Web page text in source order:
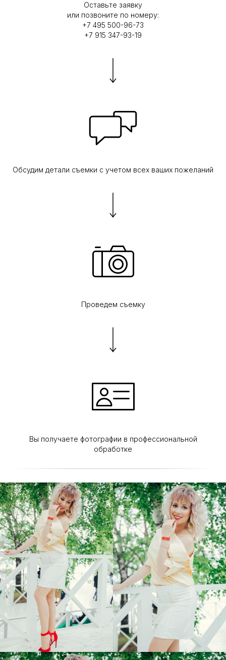
Оставьте заявку
или позвоните по номеру:
+7 495 500-96-73
+7 915 347-93-19
Обсудим детали съемки с учетом всех ваших пожеланий
Проведем съемку
Вы получаете фотографии в профессиональной
обработке